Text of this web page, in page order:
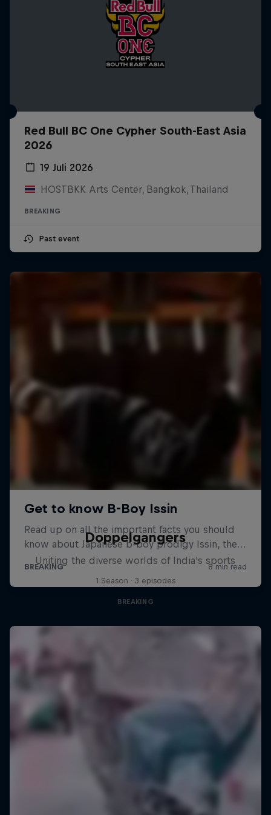
Red Bull BC One Cypher South-East Asia
2026
19 Juli 2026
HOSTBKK Arts Center, Bangkok, Thailand
BREAKING
Past event
Doppelgangers
Uniting the diverse worlds of India's sports
1 Season · 3 episodes
BREAKING